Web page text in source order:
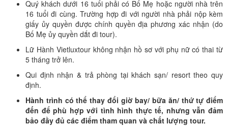
Quý khách dưới 16 tuổi phải có Bố Mẹ hoặc người nhà trên
16 tuổi đi cùng. Trường hợp đi với người nhà phải nộp kèm
giấy ủy quyền được chính quyền địa phương xác nhận (do
Bố Mẹ ủy quyền dắt đi tour).
Lữ Hành Vietluxtour không nhận hồ sơ với phụ nữ có thai từ
5 tháng trở lên.
Qui định nhận & trả phòng tại khách sạn/ resort theo quy
định.
Hành trình có thể thay đổi giờ bay/ bữa ăn/ thứ tự điểm
đến để phù hợp với tình hình thực tế, nhưng vẫn đảm
bảo đầy đủ các điểm tham quan và chất lượng tour.